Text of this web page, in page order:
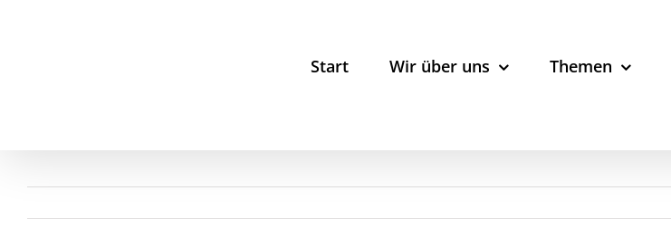
Start Wir über uns Themen